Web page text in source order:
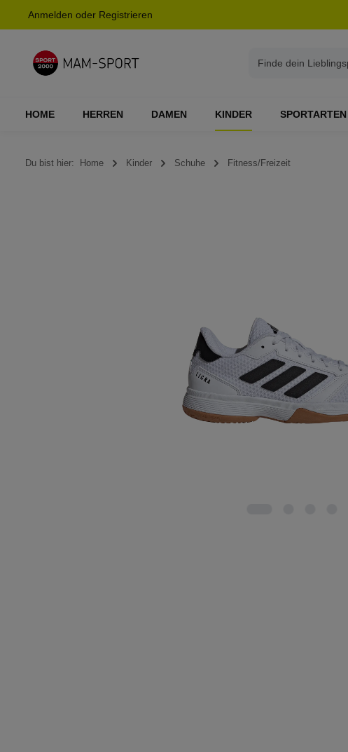
Zur Hauptnavigation springen
Anmelden oder Registrieren
HOME HERREN DAMEN KINDER SPORTARTEN
Du bist hier: Home Kinder Schuhe Fitness/Freizeit